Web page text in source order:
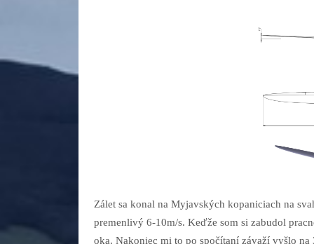
Zálet sa konal na Myjavských kopaniciach na
premenlivý 6-10m/s. Keďže som si zabudol
oka. Nakoniec mi to po spočítaní závaží vyšlo